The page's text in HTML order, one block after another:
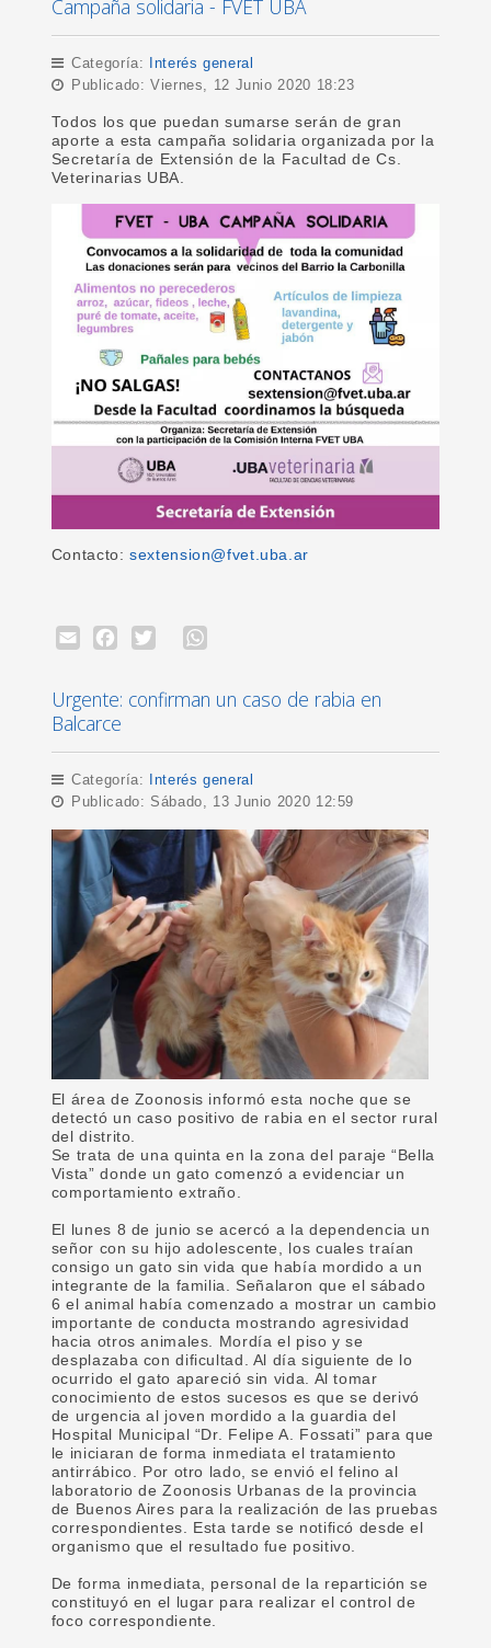
Campaña solidaria - FVET UBA
Categoría:
Interés general
Publicado: Viernes, 12 Junio 2020 18:23
Todos los que puedan sumarse serán de gran
aporte a esta campaña solidaria organizada por la
Secretaría de Extensión de la Facultad de Cs.
Veterinarias UBA.
Contacto:sextension@fvet.uba.ar
EmailFacebook
Twitter
Urgente: confirman un caso de rabia en
Balcarce
Categoría: Interés general
Publicado: Sábado, 13 Junio 2020 12:59
El área de Zoonosis informó esta noche que se
detectó un caso positivo de rabia en el sector rural
del distrito.
Se trata de una quinta en la zona del paraje “Bella
Vista” donde un gato comenzó a evidenciar un
comportamiento extraño.
El lunes 8 de junio se acercó a la dependencia un
señor con su hijo adolescente, los cuales traían
consigo un gato sin vida que había mordido a un
integrante de la familia. Señalaron que el sábado
6 el animal había comenzado a mostrar un cambio
importante de conducta mostrando agresividad
hacia otros animales. Mordía el piso y se
desplazaba con dificultad. Al día siguiente de lo
ocurrido el gato apareció sin vida. Al tomar
conocimiento de estos sucesos es que se derivó
de urgencia al joven mordido a la guardia del
Hospital Municipal “Dr. Felipe A. Fossati” para que
le iniciaran de forma inmediata el tratamiento
antirrábico. Por otro lado, se envió el felino al
laboratorio de Zoonosis Urbanas de la provincia
de Buenos Aires para la realización de las pruebas
correspondientes. Esta tarde se notificó desde el
organismo que el resultado fue positivo.
De forma inmediata, personal de la repartición se
constituyó en el lugar para realizar el control de
foco correspondiente.